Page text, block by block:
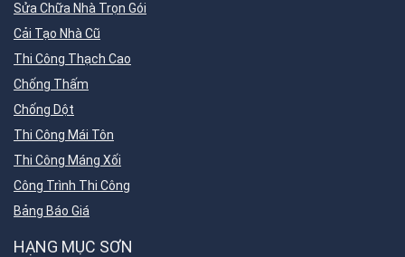
Sửa Chữa Nhà Trọn Gói
Cải Tạo Nhà Cũ
Thi Công Thạch Cao
Chống Thấm
Chống Dột
Thi Công Mái Tôn
Thi Công Máng Xối
Công Trình Thi Công
Bảng Báo Giá
HẠNG MỤC SƠN